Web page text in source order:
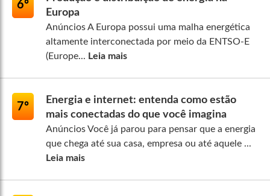
6º
Europa
Anúncios A Europa possui uma malha energética
altamente interconectada por meio da ENTSO-E
(Europe... Leia mais
7º
Energia e internet: entenda como estão
mais conectadas do que você imagina
Anúncios Você já parou para pensar que a energia
que chega até sua casa, empresa ou até aquele ...
Leia mais